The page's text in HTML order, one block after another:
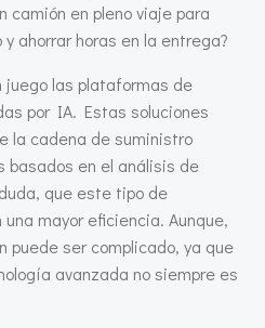
camión en pleno viaje para
ahorrar horas en la entrega?
juego las plataformas de
por IA. Estas soluciones
la cadena de suministro
basados en el análisis de
que este tipo de
mayor eficiencia. Aunque,
puede ser complicado, ya que
avanzada no siempre es